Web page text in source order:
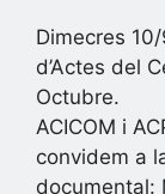
Dimecres
d’Actes del
Octubre.
ACICOM i
convidem a
documental: